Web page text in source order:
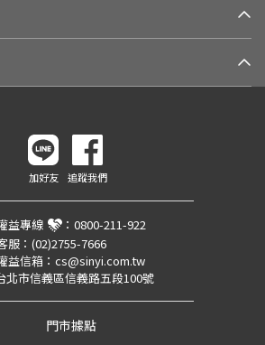
加好友 追蹤我們
益專線 ： 0800-211-922
服： (02)2755-7666
益信箱： cs@sinyi.com.tw
北市信義區信義路五段100號
門市據點